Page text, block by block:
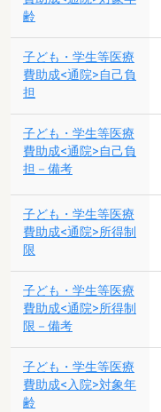
齢
子ども・学生等医療
費助成<通院>自己負
担
子ども・学生等医療
費助成<通院>自己負
担－備考
子ども・学生等医療
費助成<通院>所得制
限
子ども・学生等医療
費助成<通院>所得制
限－備考
子ども・学生等医療
費助成<入院>対象年
齢